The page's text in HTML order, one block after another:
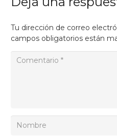
Tu dirección de correo
campos obligatorios están